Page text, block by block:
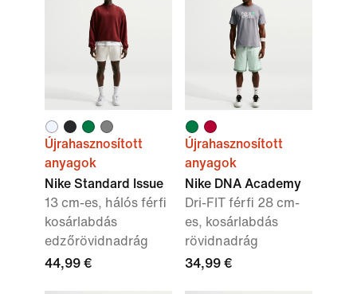
Újrahasznosított
anyagok
Nike Standard Issue
13 cm-es, hálós férfi
kosárlabdás
edzőrövidnadrág
44,99 €
Újrahasznosított
anyagok
Nike DNA Academy
Dri-FIT férfi 28 cm-
es, kosárlabdás
rövidnadrág
34,99 €